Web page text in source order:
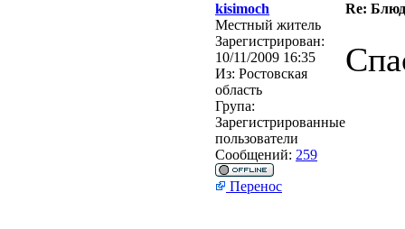
kisimoch
Re:
Местный житель
Зарегистрирован:
10/11/2009 16:35
Из: Ростовская
область
Група:
Зарегистрированные
пользователи
Сообщений: 259
Перенос